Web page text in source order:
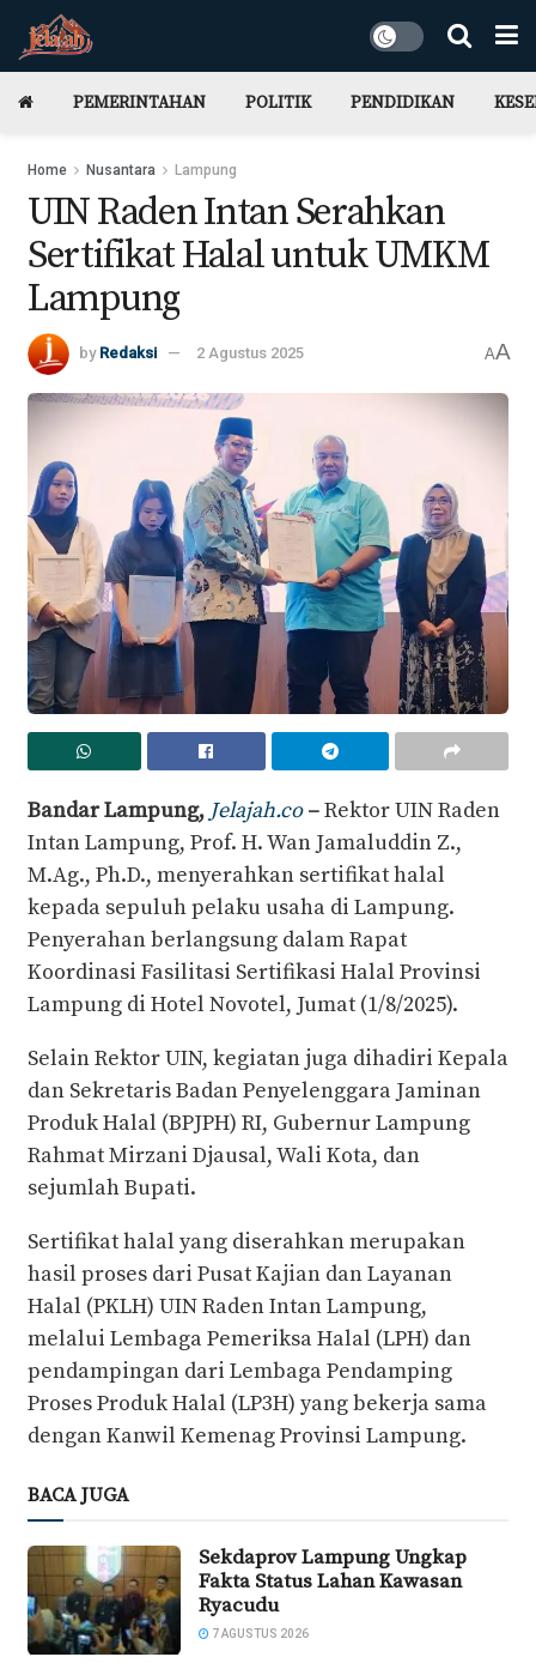
PEMERINTAHAN POLITIK PENDIDIKAN
Home Nusantara Lampung
UIN Raden Intan Serahkan
Sertifikat Halal untuk UMKM
Lampung
by Redaksi 2 Agustus 2025 AA
Bandar Lampung, Jelajah.co–Rektor UIN Raden
Intan Lampung, Prof. H. Wan Jamaluddin Z.,
M.Ag., Ph.D., menyerahkan sertifikat halal
kepada sepuluh pelaku usaha di Lampung.
Penyerahan berlangsung dalam Rapat
Koordinasi Fasilitasi Sertifikasi Halal Provinsi
Lampung di Hotel Novotel, Jumat (1/8/2025).
Selain Rektor UIN, kegiatan juga dihadiri Kepala
dan Sekretaris Badan Penyelenggara Jaminan
Produk Halal (BPJPH) RI, Gubernur Lampung
Rahmat Mirzani Djausal, Wali Kota, dan
sejumlah Bupati.
Sertifikat halal yang diserahkan merupakan
hasil proses dari Pusat Kajian dan Layanan
Halal (PKLH) UIN Raden Intan Lampung,
melalui Lembaga Pemeriksa Halal (LPH) dan
pendampingan dari Lembaga Pendamping
Proses Produk Halal (LP3H) yang bekerja sama
dengan Kanwil Kemenag Provinsi Lampung.
BACA JUGA
Sekdaprov Lampung Ungkap
Fakta Status Lahan Kawasan
Ryacudu
7 AGUSTUS 2026